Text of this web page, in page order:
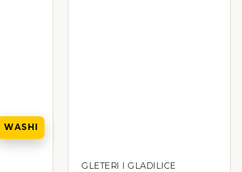
WASHI
GLETERI I GLADILICE